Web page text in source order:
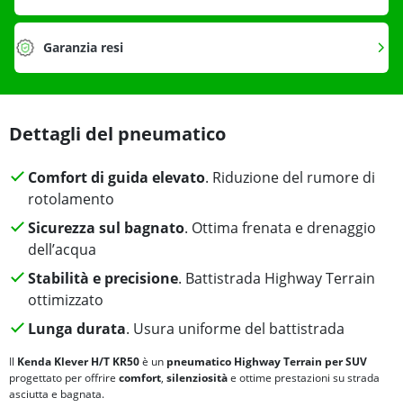
Garanzia resi
Dettagli del pneumatico
Comfort di guida elevato. Riduzione del rumore di
rotolamento
Sicurezza sul bagnato. Ottima frenata e drenaggio
dell’acqua
Stabilità e precisione. Battistrada Highway Terrain
ottimizzato
Lunga durata. Usura uniforme del battistrada
Il Kenda Klever H/T KR50è un pneumatico Highway Terrain per SUV
progettato per offrire comfort, silenziositàe ottime prestazioni su strada
asciutta e bagnata.